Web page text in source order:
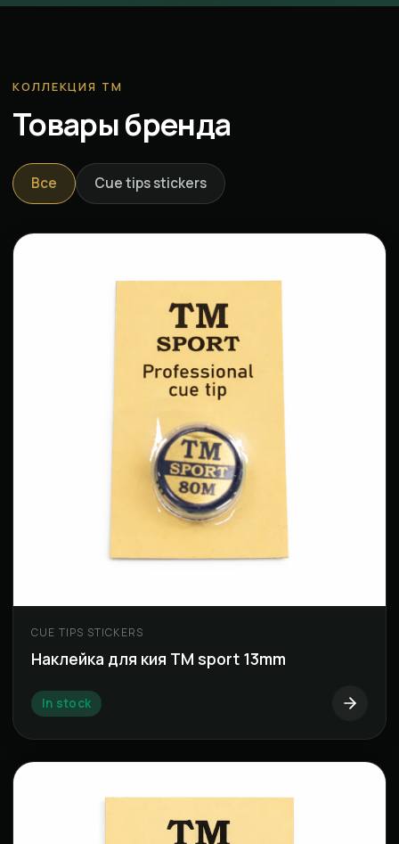
КОЛЛЕКЦИЯ ТМ
Товары бренда
Все Cue tips stickers
CUE TIPS STICKERS
Наклейка для кия TM sport 13mm
In stock